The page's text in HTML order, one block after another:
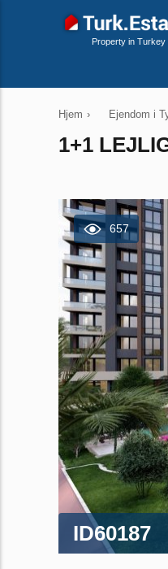
Property in Turkey
Hjem › Ejendom i
1+1
657
ID60187